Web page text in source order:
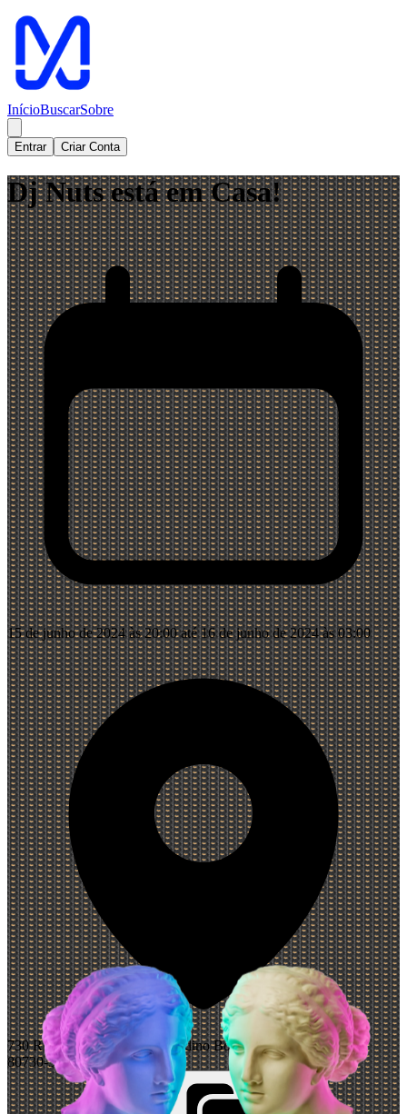
InícioBuscarSobre
Entrar Criar Conta
Dj Nuts está em Casa!
15 de junho de 2024 às 20:00 até 16 de junho de 2024 às 03:00
730 Rua Marechal José Bernardino Bormann, Curitiba, Paraná
80730-350, Brazil